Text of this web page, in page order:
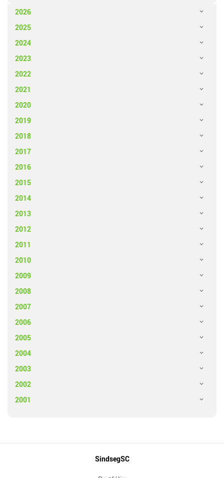
2026
2025
2024
2023
2022
2021
2020
2019
2018
2017
2016
2015
2014
2013
2012
2011
2010
2009
2008
2007
2006
2005
2004
2003
2002
2001
SindsegSC